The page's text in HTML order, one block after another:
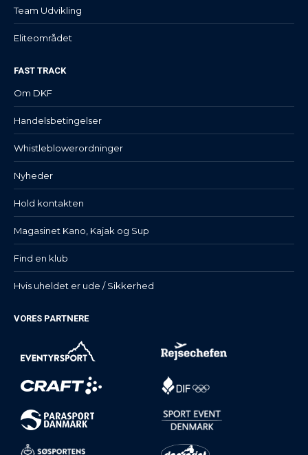
Team Udvikling
Eliteområdet
FAST TRACK
Om DKF
Handelsbetingelser
Whistleblowerordninger
Nyheder
Hold kontakten
Magasinet Kano, Kajak og Sup
Find en klub
Hvis uheldet er ude / Sikkerhed
VORES PARTNERE